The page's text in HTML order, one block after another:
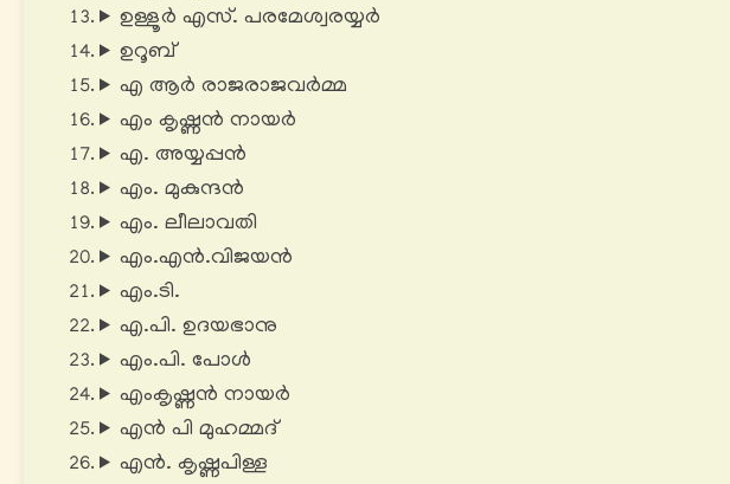
ഉള്ളൂർ എസ്. പരമേശ്വരയ്യർ
ഉറൂബ്
എ ആര്‍ രാജരാജവര്‍മ്മ
എം കൃഷ്ണന്‍ നായര്‍
എ. അയ്യപ്പൻ
എം. മുകുന്ദൻ
എം. ലീലാവതി
എം.എന്‍.വിജയന്‍
എം.ടി.
എ.പി. ഉദയഭാനു
എം.പി. പോൾ
എംകൃഷ്ണന്‍ നായര്‍
എൻ പി മുഹമ്മദ്‌
എൻ. കൃഷ്ണപിള്ള